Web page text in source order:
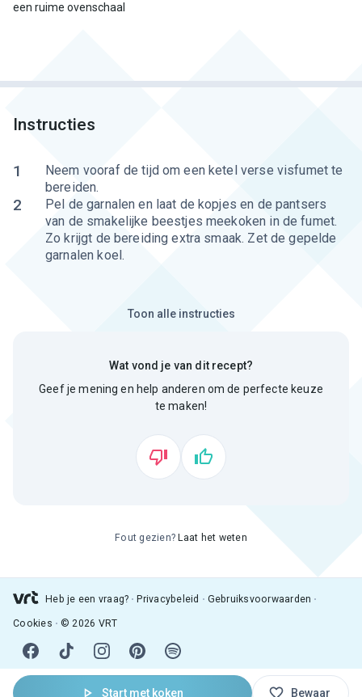
Start met koken Bewaar
een ruime ovenschaal
Instructies
1
Neem vooraf de tijd om een ketel verse visfumet te
bereiden.
2
Pel de garnalen en laat de kopjes en de pantsers
van de smakelijke beestjes meekoken in de fumet.
Zo krijgt de bereiding extra smaak. Zet de gepelde
garnalen koel.
Toon alle instructies
Wat vond je van dit recept?
Geef je mening en help anderen om de perfecte keuze
te maken!
Fout gezien? Laat het weten
Heb je een vraag? Privacybeleid Gebruiksvoorwaarden
Cookies © 2026 VRT